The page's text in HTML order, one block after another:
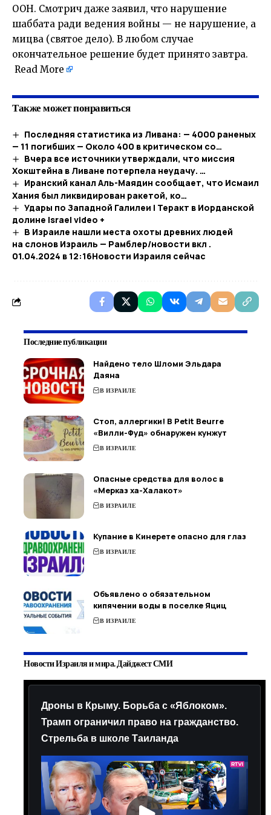
ООН. Смотрич даже заявил, что нарушение
шаббата ради ведения войны — не нарушение, а
мицва (святое дело). В любом случае
окончательное решение будет принято завтра.
Read More
Также может понравиться
Последняя статистика из Ливана: — 4000 раненых
— 11 погибших — Около 400 в критическом со…
Вчера все источники утверждали, что миссия
Хокштейна в Ливане потерпела неудачу. …
Иранский канал Аль-Маядин сообщает, что Исмаил
Хания был ликвидирован ракетой, ко…
Удары по Западной Галилеи | Теракт в Иорданской
долине Israel video +
В Израиле нашли места охоты древних людей
на слонов Израиль — Рамблер/новости вкл .
01.04.2024 в 12:16​Новости Израиля сейчас
Последние публикации
Найдено тело Шломи Эльдара
Даяна
В ИЗРАИЛЕ
Стоп, аллергики! В Petit Beurre
«Вилли-Фуд» обнаружен кунжут
В ИЗРАИЛЕ
Опасные средства для волос в
«Мерказ ха-Халакот»
В ИЗРАИЛЕ
Купание в Кинерете опасно для глаз
В ИЗРАИЛЕ
Объявлено о обязательном
кипячении воды в поселке Яциц
В ИЗРАИЛЕ
Новости Израиля и мира. Дайджест СМИ